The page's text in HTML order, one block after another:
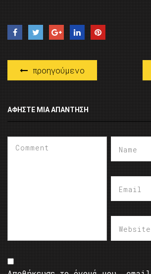
προηγούμενο
ΑΦΉΣΤΕ ΜΙΑ ΑΠΆΝΤΗΣΗ